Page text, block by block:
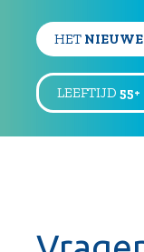
HET
LEEFTIJD